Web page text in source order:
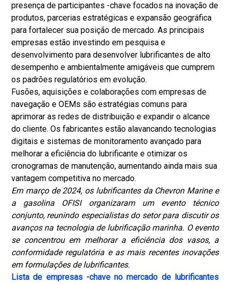
presença de participantes -chave focados na inovação de
produtos, parcerias estratégicas e expansão geográfica
para fortalecer sua posição de mercado. As principais
empresas estão investindo em pesquisa e
desenvolvimento para desenvolver lubrificantes de alto
desempenho e ambientalmente amigáveis que cumprem
os padrões regulatórios em evolução.
Fusões, aquisições e colaborações com empresas de
navegação e OEMs são estratégias comuns para
aprimorar as redes de distribuição e expandir o alcance
do cliente. Os fabricantes estão alavancando tecnologias
digitais e sistemas de monitoramento avançado para
melhorar a eficiência do lubrificante e otimizar os
cronogramas de manutenção, aumentando ainda mais sua
vantagem competitiva no mercado.
Em março de 2024, os lubrificantes da Chevron Marine e
a gasolina OFISI organizaram um evento técnico
conjunto, reunindo especialistas do setor para discutir os
avanços na tecnologia de lubrificação marinha. O evento
se concentrou em melhorar a eficiência dos vasos, a
conformidade regulatória e as mais recentes inovações
em formulações de lubrificantes.
Lista de empresas -chave no mercado de lubrificantes